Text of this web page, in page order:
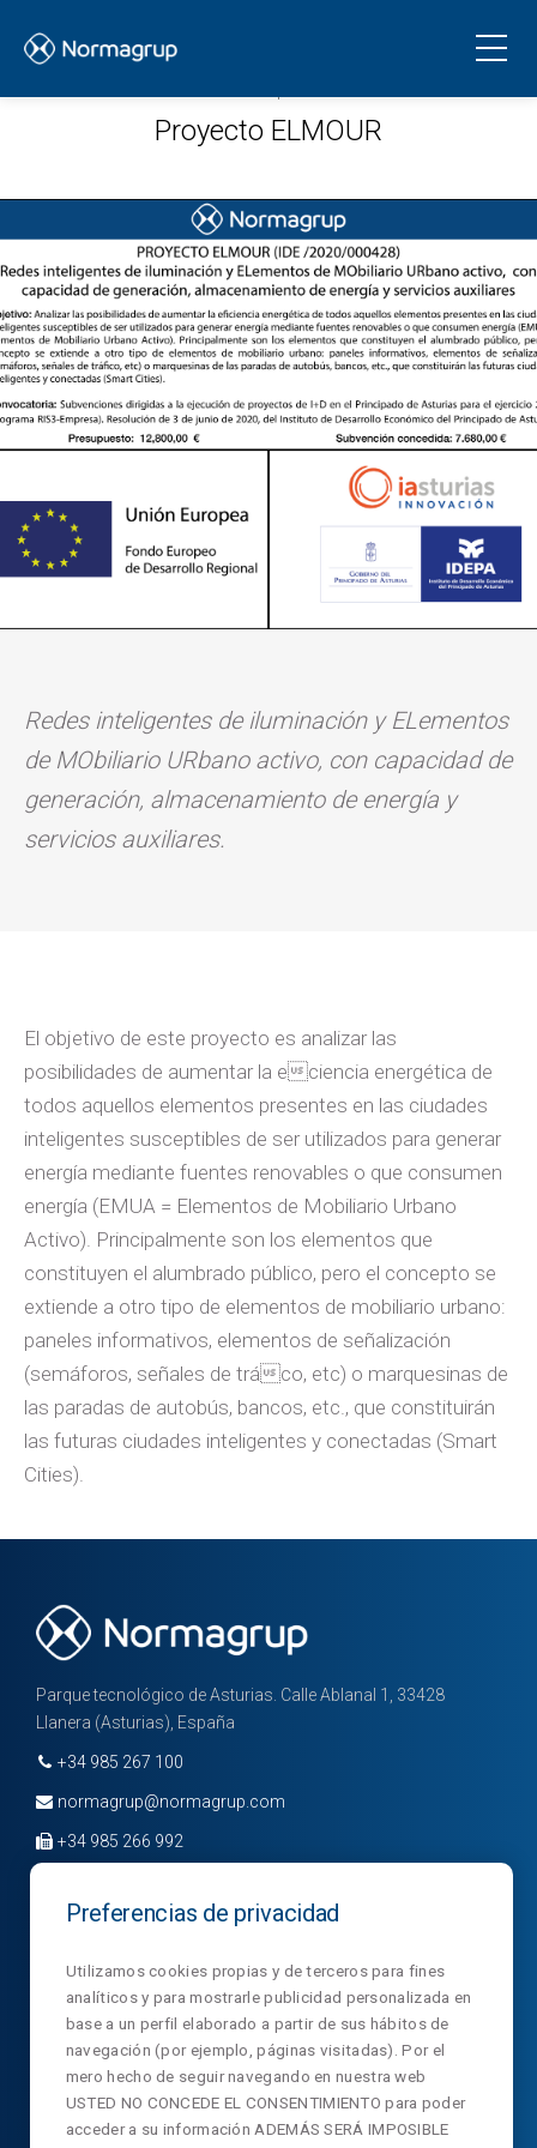
Proyecto ELMOUR
Redes inteligentes de iluminación y ELementos
de MObiliario URbano activo, con capacidad de
generación, almacenamiento de energía y
servicios auxiliares.
El objetivo de este proyecto es analizar las
posibilidades de aumentar la eciencia energética de
todos aquellos elementos presentes en las ciudades
inteligentes susceptibles de ser utilizados para generar
energía mediante fuentes renovables o que consumen
energía (EMUA = Elementos de Mobiliario Urbano
Activo). Principalmente son los elementos que
constituyen el alumbrado público, pero el concepto se
extiende a otro tipo de elementos de mobiliario urbano:
paneles informativos, elementos de señalización
(semáforos, señales de tráco, etc) o marquesinas de
las paradas de autobús, bancos, etc., que constituirán
las futuras ciudades inteligentes y conectadas (Smart
Cities).
Parque tecnológico de Asturias. Calle Ablanal 1, 33428
Llanera (Asturias), España
+34 985 267 100
normagrup@normagrup.com
+34 985 266 992
Departamentos
Laboratorios
NTC
NormaLux
NormaLit
NormaDet
Contacto
Privacidad
Aviso legal
Preferencias de privacidad
Utilizamos cookies propias y de terceros para fines
analíticos y para mostrarle publicidad personalizada en
base a un perfil elaborado a partir de sus hábitos de
navegación (por ejemplo, páginas visitadas). Por el
mero hecho de seguir navegando en nuestra web
USTED NO CONCEDE EL CONSENTIMIENTO para poder
acceder a su información ADEMÁS SERÁ IMPOSIBLE